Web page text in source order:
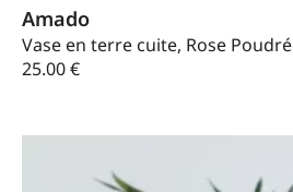
Amado
Vase en terre cuite, Rose Poudré
25.00€